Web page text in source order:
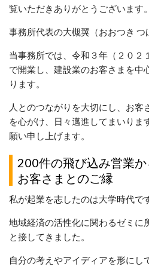
覧いただきありがとうございます。
事務所代表の大槻翼（おおつき つ
当事務所では、令和３年（２０２
で開業し、建設業のお客さまを中
ります。
人とのつながりを大切にし、お客
を心がけ、日々邁進してまいりま
願い申し上げます。
200件の飛び込み営業
お客さまとのご縁
私が起業を志したのは大学時代で
地域経済の活性化に関わるゼミに
と接してきました。
自分の考えやアイディアを形にし